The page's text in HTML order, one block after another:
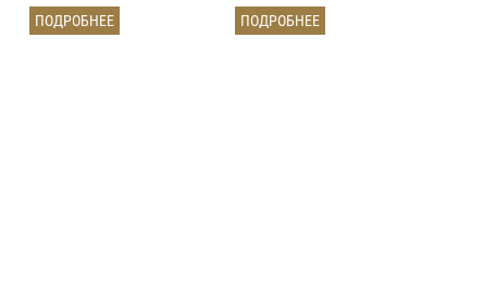
(черный)
ПОДРОБНЕЕ
(лиловый)
ПОДРОБНЕЕ